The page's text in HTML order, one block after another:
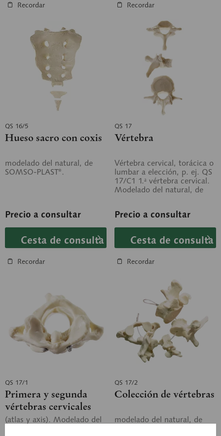
Recordar Recordar
QS 16/5
Hueso sacro con coxis
modelado del natural, de
SOMSO-PLAST®.
Precio a consultar
Cesta de consulta
Recordar
QS 17
Vértebra
Vértebra cervical, torácica o
lumbar a elección, p. ej. QS
17/C1 1.ª vértebra cervical.
Modelado del natural, de
Precio a consultar
Cesta de consulta
Recordar
QS 17/1
Primera y segunda
vértebras cervicales
(atlas y axis). Modelado del
QS 17/2
Colección de vértebras
modelado del natural, de